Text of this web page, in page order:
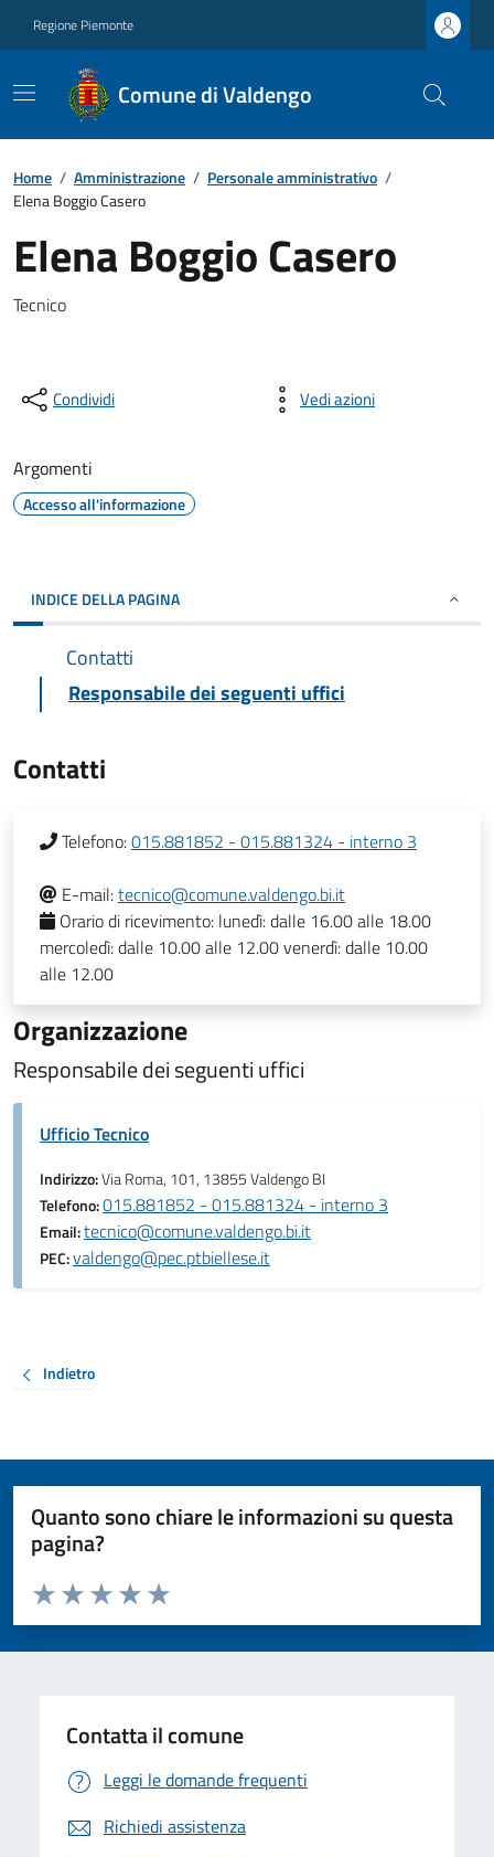
Regione Piemonte
Comune di Valdengo
Home / Amministrazione / Personale amministrativo /
Elena Boggio Casero
Elena Boggio Casero
Tecnico
Condividi Vedi azioni
Argomenti
Accesso all'informazione
INDICE DELLA PAGINA
Contatti
Responsabile dei seguenti uffici
Contatti
Telefono:015.881852 - 015.881324 - interno 3
E-mail:tecnico@comune.valdengo.bi.it
Orario di ricevimento: lunedì: dalle 16.00 alle 18.00
mercoledì: dalle 10.00 alle 12.00 venerdì: dalle 10.00
alle 12.00
Organizzazione
Responsabile dei seguenti uffici
Ufficio Tecnico
Indirizzo:Via Roma, 101, 13855 Valdengo BI
Telefono:015.881852 - 015.881324 - interno 3
Email:tecnico@comune.valdengo.bi.it
PEC:valdengo@pec.ptbiellese.it
Indietro
Quanto sono chiare le informazioni su questa
pagina?
Valuta da 1 a 5 stelle la pagina
Valuta 5 stelle su 5
Valuta 4 stelle su 5
Valuta 3 stelle su 5
Valuta 2 stelle su 5
Valuta 1 stelle su 5
Contatta il comune
Leggi le domande frequenti
Richiedi assistenza